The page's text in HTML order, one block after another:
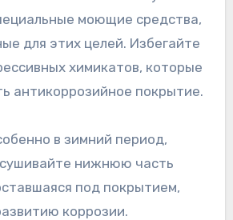
моющие средства,
для этих целей. Избегайте
химикатов, которые
антикоррозийное покрытие.
в зимний период,
нижнюю часть
под покрытием,
коррозии.